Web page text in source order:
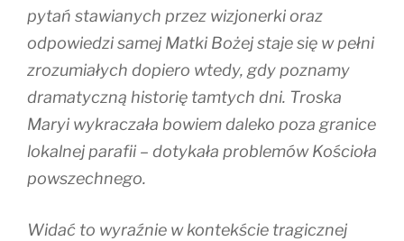
pytań stawianych przez wizjonerki oraz
odpowiedzi samej Matki Bożej staje się w pełni
zrozumiałych dopiero wtedy, gdy poznamy
dramatyczną historię tamtych dni. Troska
Maryi wykraczała bowiem daleko poza granice
lokalnej parafii – dotykała problemów Kościoła
powszechnego.
Widać to wyraźnie w kontekście tragicznej